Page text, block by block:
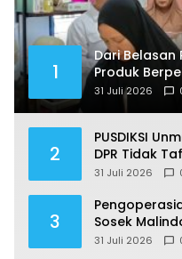
1
Dari Belasan
Produk
31 Juli 2026
2
PUSDIKSI
DPR Tidak
Sesuka Hati
31 Juli 2026
3
Sosek
Motor
31 Juli 2026